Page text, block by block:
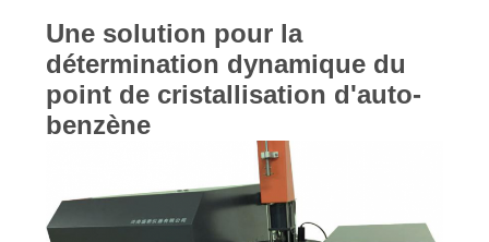
UNE
CITATION
PLAN
SITE
Une solution pour la
détermination dynamique du
point de cristallisation d'auto-
benzène